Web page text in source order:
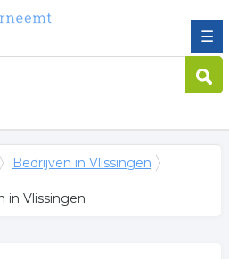
☰
Bedrijven in Vlissingen
in Vlissingen